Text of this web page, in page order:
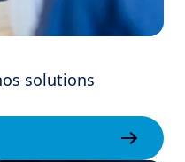
solutions